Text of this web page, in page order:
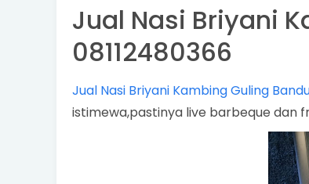
Jual Nasi Briyani
08112480366
Jual Nasi Briyani Kambing Guling
istimewa,pastinya live barbeque dan